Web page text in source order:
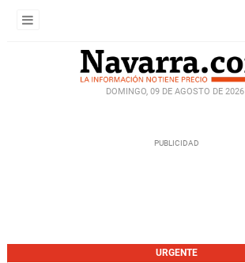
DOMINGO, 09 DE AGOSTO DE 2026
URGENTE